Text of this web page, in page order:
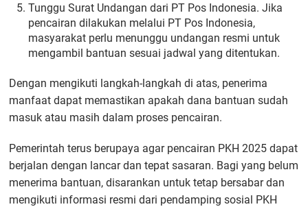
Tunggu Surat Undangan dari PT Pos Indonesia. Jika
pencairan dilakukan melalui PT Pos Indonesia,
masyarakat perlu menunggu undangan resmi untuk
mengambil bantuan sesuai jadwal yang ditentukan.
Dengan mengikuti langkah-langkah di atas, penerima
manfaat dapat memastikan apakah dana bantuan sudah
masuk atau masih dalam proses pencairan.
Pemerintah terus berupaya agar pencairan PKH 2025 dapat
berjalan dengan lancar dan tepat sasaran. Bagi yang belum
menerima bantuan, disarankan untuk tetap bersabar dan
mengikuti informasi resmi dari pendamping sosial PKH